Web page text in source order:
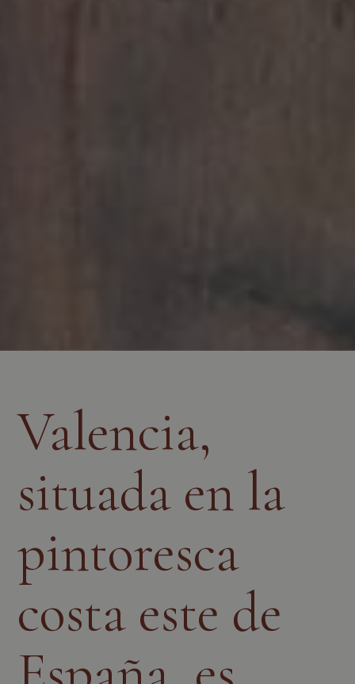
Valencia,
situada en la
pintoresca
costa este de